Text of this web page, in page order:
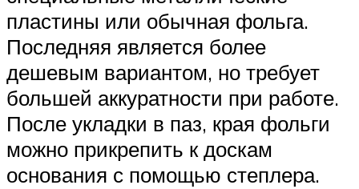
пластины или обычная фольга.
Последняя является более
дешевым вариантом, но требует
большей аккуратности при работе.
После укладки в паз, края фольги
можно прикрепить к доскам
основания с помощью степлера.